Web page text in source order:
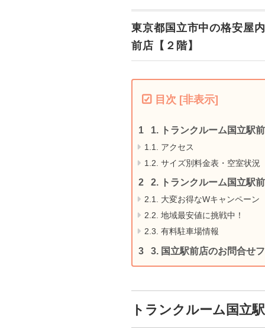
東京都国立市中の格安屋
前店【２階】
目次 [非表示]
1. トランクルーム国立駅
1.1.
アクセス
1.2. サイズ別料金表・空室状況
2. トランクルーム国立駅
2.1. 大変お得なWキャンペーン
2.2. 地域最安値に挑戦中！
2.3. 有料駐車場情報
3. 国立駅前店のお問合せ
トランクルーム国立